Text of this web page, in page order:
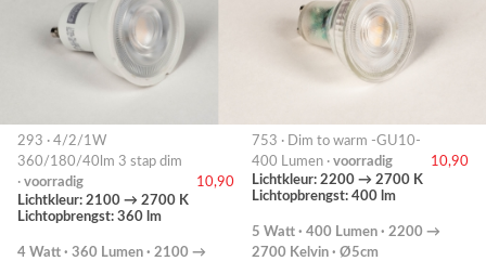
293 · 4/2/1W
360/180/40lm 3 stap dim
· voorradig
10,90
Lichtkleur: 2100 → 2700 K
Lichtopbrengst: 360 lm
4 Watt · 360 Lumen · 2100 →
753 · Dim to warm -GU10-
400 Lumen · voorradig
10,90
Lichtkleur: 2200 → 2700 K
Lichtopbrengst: 400 lm
5 Watt · 400 Lumen · 2200 →
2700 Kelvin · Ø5cm